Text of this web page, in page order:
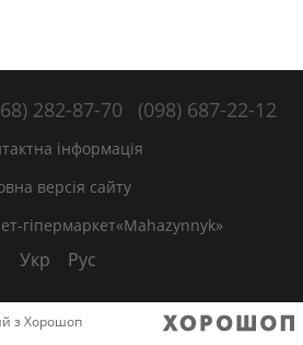
282-87-70 (098) 687-22-12
інформація
версія сайту
гіпермаркет«Mahazynnyk»
Укр Рус
з Хорошоп